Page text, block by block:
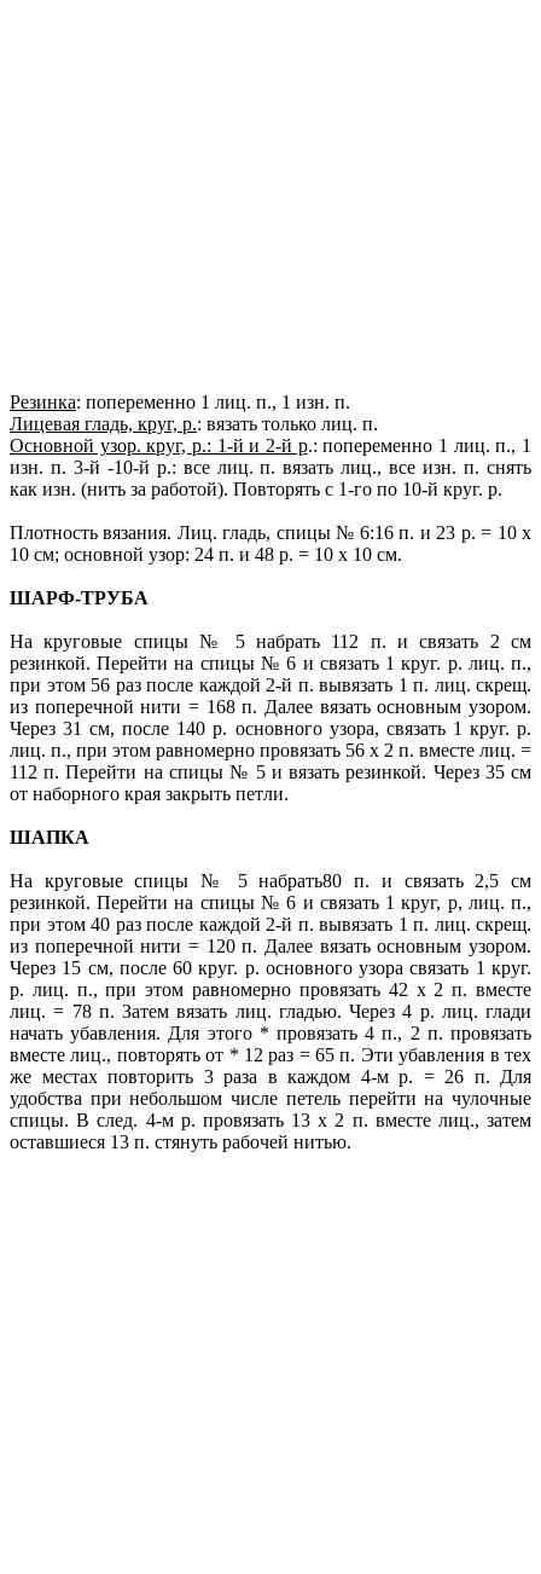
Резинка: попеременно 1 лиц. п., 1 изн. п.
Лицевая гладь, круг, р.: вязать только лиц. п.
Основной узор. круг, р.: 1-й и 2-й р.: попеременно 1 лиц. п., 1
изн. п. 3-й -10-й р.: все лиц. п. вязать лиц., все изн. п. снять
как изн. (нить за работой). Повторять с 1-го по 10-й круг. р.
Плотность вязания. Лиц. гладь, спицы № 6:16 п. и 23 р. = 10 х
10 см; основной узор: 24 п. и 48 р. = 10 х 10 см.
ШАРФ-ТРУБА
На круговые спицы № 5 набрать 112 п. и связать 2 см
резинкой. Перейти на спицы № 6 и связать 1 круг. р. лиц. п.,
при этом 56 раз после каждой 2-й п. вывязать 1 п. лиц. скрещ.
из поперечной нити = 168 п. Далее вязать основным узором.
Через 31 см, после 140 р. основного узора, связать 1 круг. р.
лиц. п., при этом равномерно провязать 56 х 2 п. вместе лиц. =
112 п. Перейти на спицы № 5 и вязать резинкой. Через 35 см
от наборного края закрыть петли.
ШАПКА
На круговые спицы № 5 набрать80 п. и связать 2,5 см
резинкой. Перейти на спицы № 6 и связать 1 круг, р, лиц. п.,
при этом 40 раз после каждой 2-й п. вывязать 1 п. лиц. скрещ.
из поперечной нити = 120 п. Далее вязать основным узором.
Через 15 см, после 60 круг. р. основного узора связать 1 круг.
р. лиц. п., при этом равномерно провязать 42 х 2 п. вместе
лиц. = 78 п. Затем вязать лиц. гладью. Через 4 р. лиц. глади
начать убавления. Для этого * провязать 4 п., 2 п. провязать
вместе лиц., повторять от * 12 раз = 65 п. Эти убавления в тех
же местах повторить 3 раза в каждом 4-м р. = 26 п. Для
удобства при небольшом числе петель перейти на чулочные
спицы. В след. 4-м р. провязать 13 х 2 п. вместе лиц., затем
оставшиеся 13 п. стянуть рабочей нитью.